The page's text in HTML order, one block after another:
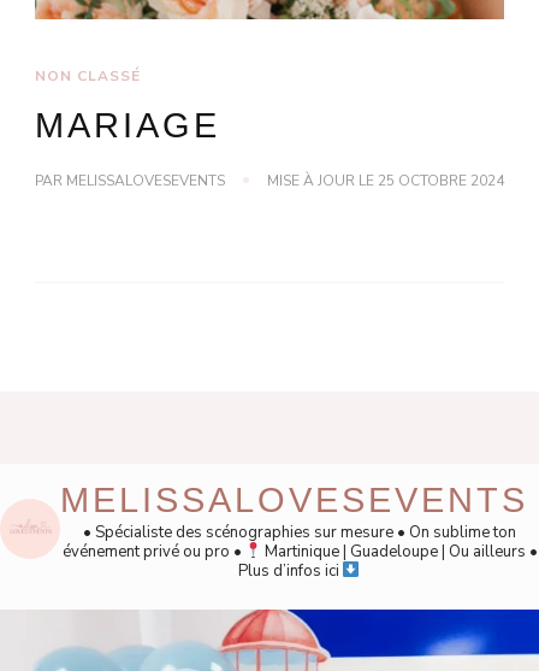
NON CLASSÉ
MARIAGE
PAR MELISSALOVESEVENTS MISE À JOUR LE 25 OCTOBRE 2024
MELISSALOVESEVENTS
• Spécialiste des scénographies sur mesure • On sublime ton
événement privé ou pro • Martinique | Guadeloupe | Ou ailleurs •
Plus d’infos ici